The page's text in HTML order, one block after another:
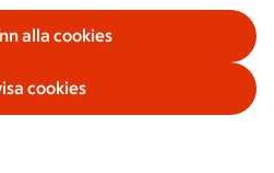
alla cookies
cookies